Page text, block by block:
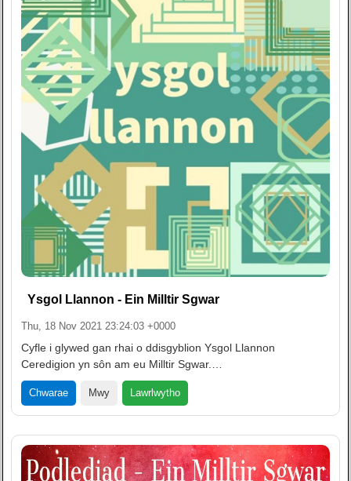
Ysgol Llannon - Ein Milltir Sgwar
Thu, 18 Nov 2021 23:24:03 +0000
Cyfle i glywed gan rhai o ddisgyblion Ysgol Llannon
Ceredigion yn sôn am eu Milltir Sgwar.…
Chwarae Mwy Lawrlwytho